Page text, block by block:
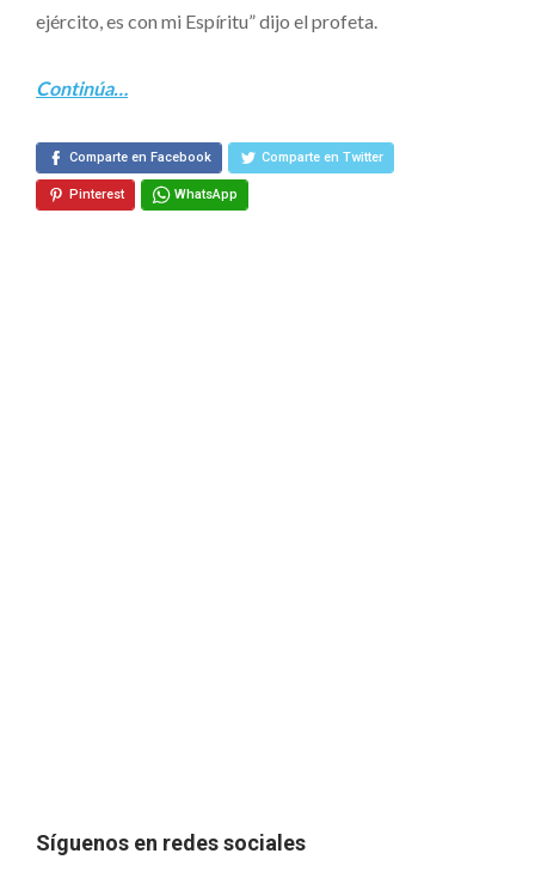
ejército, es con mi Espíritu” dijo el profeta.
Continúa…
Comparte en Facebook Comparte en Twitter
Pinterest WhatsApp
Síguenos en redes sociales